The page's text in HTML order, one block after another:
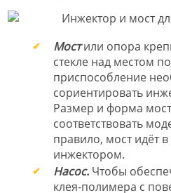
Мостили опора
стекле над местом
приспособление
сориентировать
Размер и форма
соответствовать
правило, мост идёт
инжектором.
Насос. Чтобы
клея-полимера с